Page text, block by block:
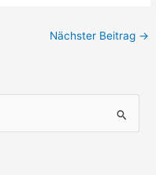
Nächster Beitrag →